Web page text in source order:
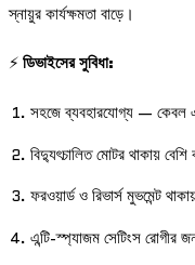
স্নায়ুর কার্যক্ষমতা বাড়ে।
⚡ডিভাইসের সুবিধা:
সহজে ব্যবহারযোগ্য — কেবল
বিদ্যুৎচালিত মোটর থাকায়
ফরওয়ার্ড ও রিভার্স মুভমেন্ট
এন্টি-স্প্যাজম সেটিংস রোগীর